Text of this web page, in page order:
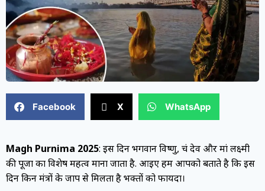
Facebook X WhatsApp
Magh Purnima 2025: इस दिन भगवान विष्णु, चंद्र देव और मां लक्ष्मी
की पूजा का विशेष महत्व माना जाता है. आइए हम आपको बताते है कि इस
दिन किन मंत्रों के जाप से मिलता है भक्तों को फायदा।